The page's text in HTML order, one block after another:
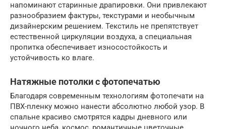
напоминают старинные драпировки. Они привлекают
разнообразием фактуры, текстурами и необычным
дизайнерским решением. Текстиль не препятствует
естественной циркуляции воздуха, а специальная
пропитка обеспечивает износостойкость и
устойчивость ко влаге.
Натяжные потолки с фотопечатью
Благодаря современным технологиям фотопечати на
ПВХ-пленку можно нанести абсолютно любой узор. В
спальне красиво смотрятся кадры дневного или